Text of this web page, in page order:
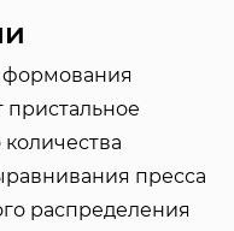
пристальное
пресса
распределения